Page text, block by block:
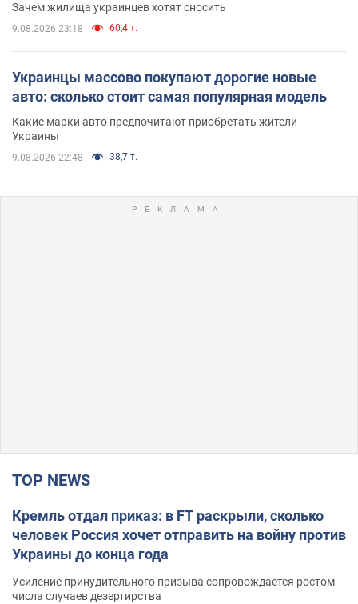
Зачем жилища украинцев хотят сносить
9.08.2026 23:18 60,4 т.
Украинцы массово покупают дорогие новые
авто: сколько стоит самая популярная модель
Какие марки авто предпочитают приобретать жители
Украины
9.08.2026 22:48 38,7 т.
TOP NEWS
Кремль отдал приказ: в FT раскрыли, сколько
человек Россия хочет отправить на войну против
Украины до конца года
Усиление принудительного призыва сопровождается ростом
числа случаев дезертирства